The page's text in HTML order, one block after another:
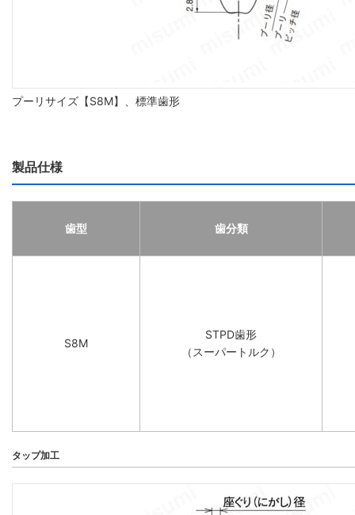
プーリサイズ【S8M】、標準歯形
製品仕様
歯型 歯分類
S8M
STPD歯形
（スーパートルク）
タップ加工